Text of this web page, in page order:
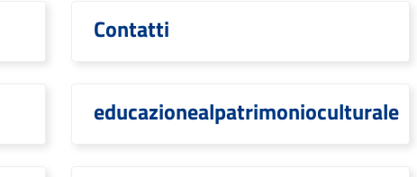
Contatti
educazionealpatrimonioculturale